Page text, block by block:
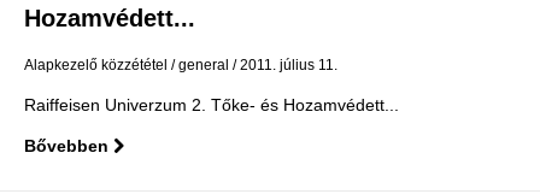
Hozamvédett...
Alapkezelő közzététel general 2011. július 11.
Raiffeisen Univerzum 2. Tőke- és Hozamvédett...
Bővebben